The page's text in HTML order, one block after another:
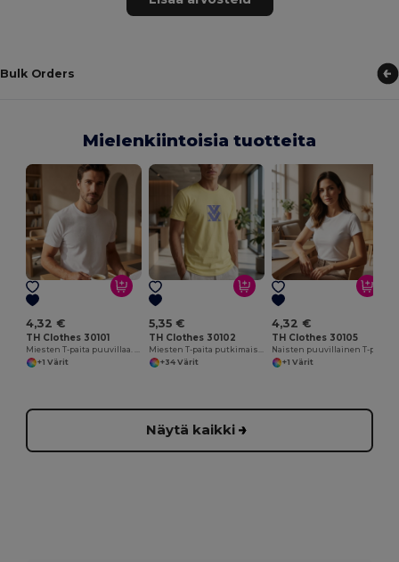
Bulk Orders
Mielenkiintoisia tuotteita
4,32 €
TH Clothes 30101
+1 Värit
5,35 €
TH Clothes 30102
+34 Värit
4,32 €
TH Clothes 30105
+1 Värit
Näytä kaikki